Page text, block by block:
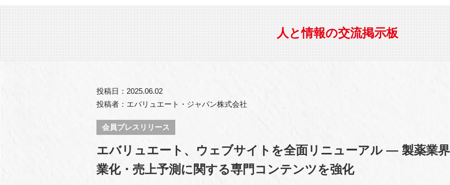
閉じる
イベント一覧
LINK-J主催・共催 特別会員開催
LINK-J協賛・協力 出展・参加
イベントレポート一覧
LINK-J主催・共催
LINK-J協賛・協力
Out of Box相談室 What's "UNIKORN"？
インタビュー・コラム一覧
スペシャルインタビュー ベンチャーインタビュー 会報
連載コラム サポーターコラム 日本
ニュース一覧
トピック プレスリリース
メディア情報 海外関連
協賛・協力
人と情報の交流掲示板一覧
会員プレスリリース
募集
理事長挨拶 Why in Nihonbashi
国内外連携 サポーター紹介 事業
組織概要 パンフレット GTB
特別会員一覧 特別会員について 入会
専用メニューはこちら
ラウンジ・会議室 オフィス・ラボ 施設
アクセス 人と情報の交流掲示板
投稿日：2025.06.02
投稿者：エバリュエート・ジャパン株式会社
会員プレスリリース
エバリュエート、ウェブサイトを全面リニューアル — 製薬業
業化・売上予測に関する専門コンテンツを強化